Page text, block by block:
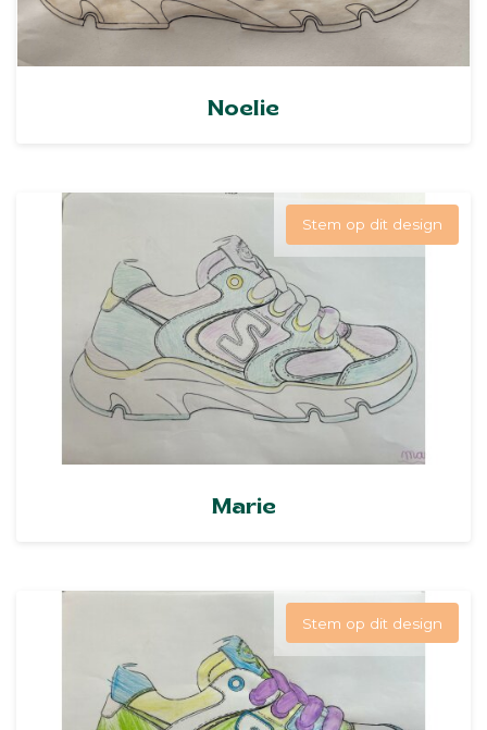
Noelie
Marie
Stem op dit design
Stem op dit design